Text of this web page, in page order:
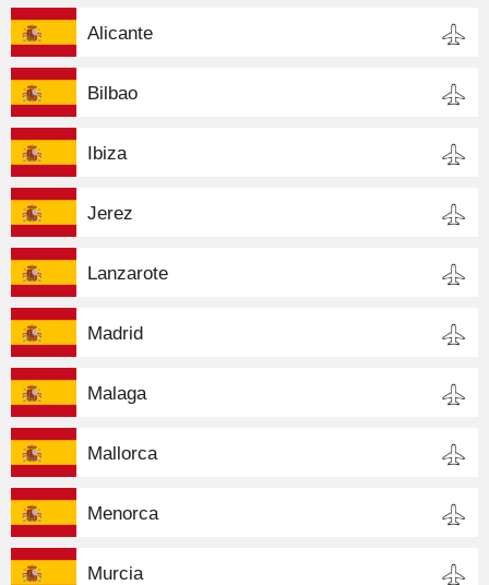
Alicante
Bilbao
Ibiza
Jerez
Lanzarote
Madrid
Malaga
Mallorca
Menorca
Murcia